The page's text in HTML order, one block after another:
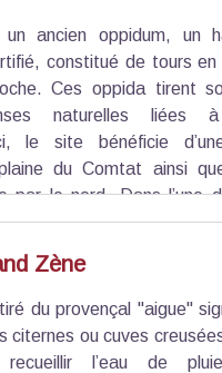
ancien oppidum, un
constitué de tours en
Ces oppida tirent
naturelles liées
le site bénéficie
du Comtat ainsi
par le nord. Dans l’une
ont été découverts des
av. J.-C.
Zène
du provençal "aigue"
citernes ou cuves
l’eau de